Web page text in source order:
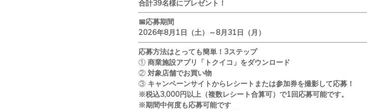
合計39名様にプレゼント！
📅応募期間
2026年8月 1 日（土）～8月 31 日（月）
応募方法はとっても簡単！ 3ステップ
① 商業施設アプリ「トクイコ」をダウンロード
② 対象店舗でお買い物
③ キャンペーンサイトからレシートまたは参加券を撮影して応募！
※税込3,000円以上（複数レシート合算可）で1回応募可能です。
※期間中何度も応募可能です